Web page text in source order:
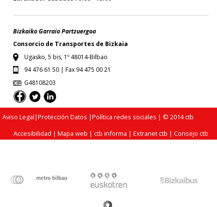
Bizkaiko Garraio Partzuergoa
Consorcio de Transportes de Bizkaia
Ugasko, 5 bis, 1º 48014-Bilbao
94 476 61 50 | Fax 94 475 00 21
G48108203
Aviso Legal|Protección Datos |Política redes sociales | © 2014 ctb
Accesibilidad |Mapa web |ctb informa |Extranet ctb |Consejo ctb